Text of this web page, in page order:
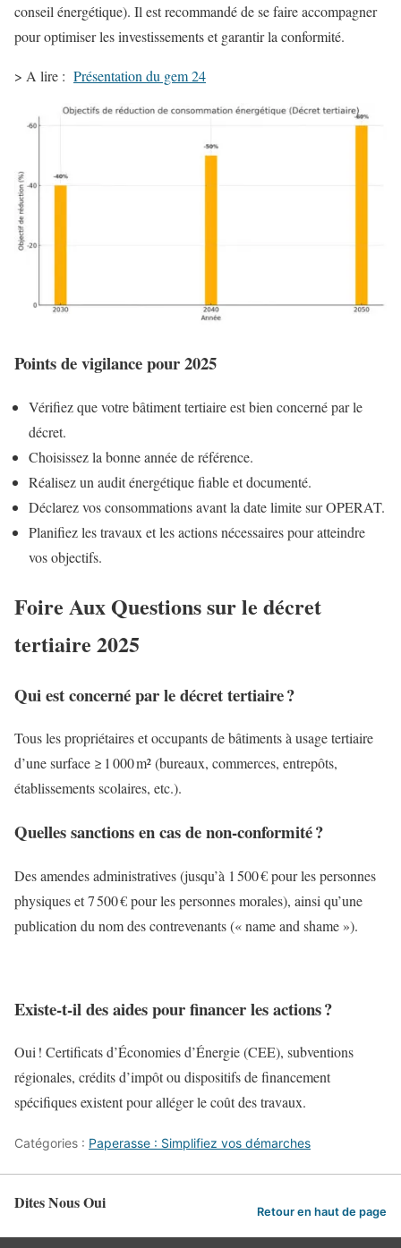
conseil énergétique). Il est recommandé de se faire accompagner
pour optimiser les investissements et garantir la conformité.
> A lire : Présentation du gem 24
Points de vigilance pour 2025
Vérifiez que votre bâtiment tertiaire est bien concerné par le
décret.
Choisissez la bonne année de référence.
Réalisez un audit énergétique fiable et documenté.
Déclarez vos consommations avant la date limite sur OPERAT.
Planifiez les travaux et les actions nécessaires pour atteindre
vos objectifs.
Foire Aux Questions sur le décret
tertiaire 2025
Qui est concerné par le décret tertiaire ?
Tous les propriétaires et occupants de bâtiments à usage tertiaire
d’une surface ≥ 1 000 m² (bureaux, commerces, entrepôts,
établissements scolaires, etc.).
Quelles sanctions en cas de non-conformité ?
Des amendes administratives (jusqu’à 1 500 € pour les personnes
physiques et 7 500 € pour les personnes morales), ainsi qu’une
publication du nom des contrevenants (« name and shame »).
Existe-t-il des aides pour financer les actions ?
Oui ! Certificats d’Économies d’Énergie (CEE), subventions
régionales, crédits d’impôt ou dispositifs de financement
spécifiques existent pour alléger le coût des travaux.
Catégories : Paperasse : Simplifiez vos démarches
Dites Nous Oui Retour en haut de page